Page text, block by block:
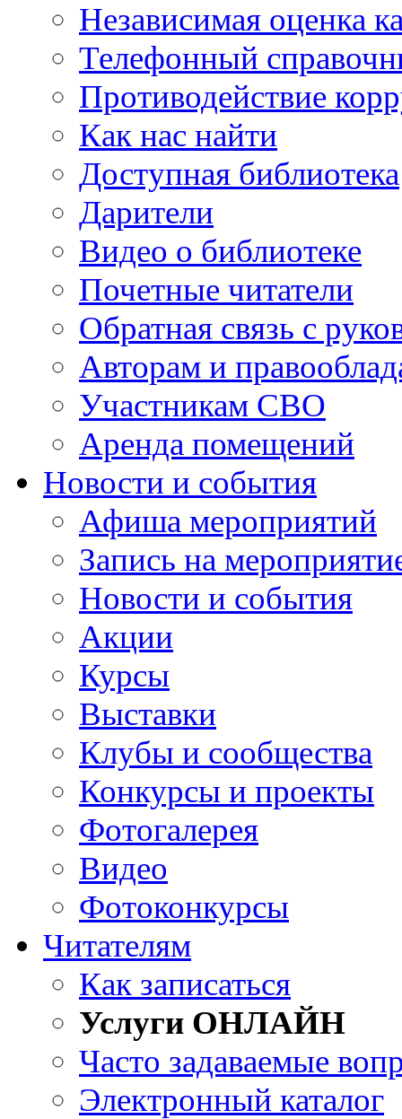
Независимая оценка
Телефонный
Противодействие
Как нас найти
Доступная библиотека
Дарители
Видео о библиотеке
Почетные читатели
Обратная связь с
Авторам и
Участникам СВО
Аренда помещений
Новости и события
Афиша мероприятий
Запись на
Новости и события
Акции
Курсы
Выставки
Клубы и сообщества
Конкурсы и проекты
Фотогалерея
Видео
Фотоконкурсы
Читателям
Как записаться
Услуги ОНЛАЙН
Часто задаваемые
Электронный каталог